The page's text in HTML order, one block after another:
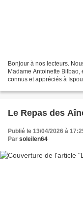
Bonjour à nos lecteurs.
Madame Antoinette
connus et appréciés à
Le Repas des
Publié le 13/04/2026 à
Par soleilen64